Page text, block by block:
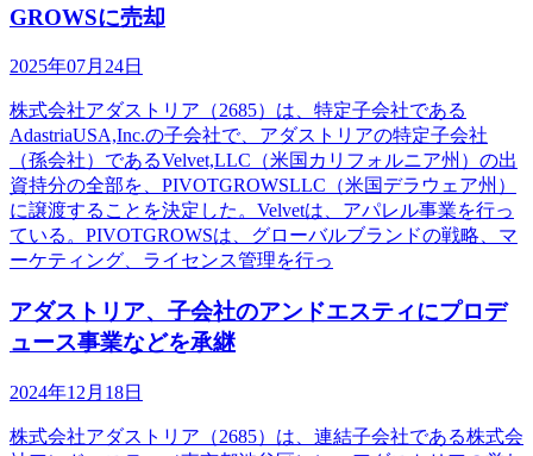
GROWSに売却
2025年07月24日
株式会社アダストリア（2685）は、特定子会社である
AdastriaUSA,Inc.の子会社で、アダストリアの特定子会社
（孫会社）であるVelvet,LLC（米国カリフォルニア州）の出
資持分の全部を、PIVOTGROWSLLC（米国デラウェア州）
に譲渡することを決定した。Velvetは、アパレル事業を行っ
ている。PIVOTGROWSは、グローバルブランドの戦略、マ
ーケティング、ライセンス管理を行っ
アダストリア、子会社のアンドエスティにプロデ
ュース事業などを承継
2024年12月18日
株式会社アダストリア（2685）は、連結子会社である株式会